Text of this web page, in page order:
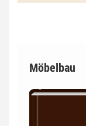
Möbelbau